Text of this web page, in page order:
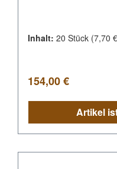
Inhalt: 20 Stück (7,70
Regulärer Preis:
154,00 €
Artikel